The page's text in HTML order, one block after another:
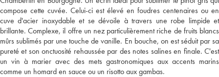
compose cette cuvée. Celui-ci est élevé en foudres centenaires ou en
cuve d'acier inoxydable et se dévoile à travers une robe limpide et
brillante. Complexe, il offre un nez particulièrement riche de fruits blancs
mûrs sublimés par une touche de vanille. En bouche, on est séduit par sa
pureté et son onctuosité rehaussée par des notes salines en finale. C'est
un vin à marier avec des mets gastronomiques aux accents marins
comme un homard en sauce ou un risotto aux gambas.